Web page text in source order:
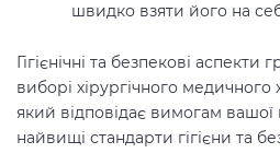
швидко взяти його на
Гігієнічні та безпекові
виборі хірургічного
який відповідає вимогам вашої
найвищі стандарти гігієни та